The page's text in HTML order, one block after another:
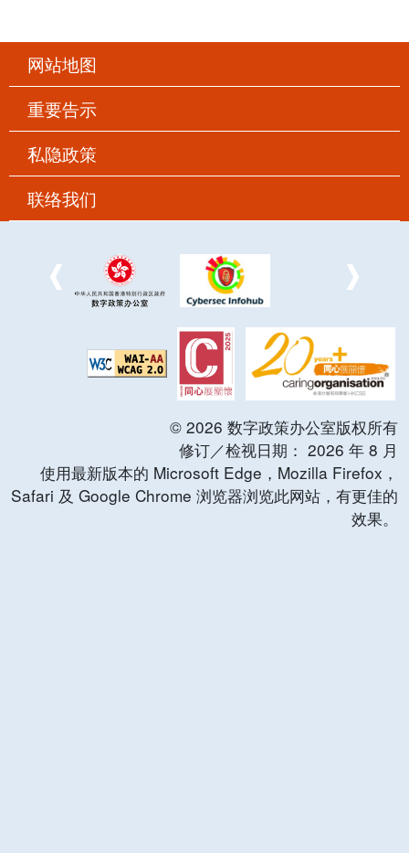
网站地图
重要告示
私隐政策
联络我们
© 2026 数字政策办公室版权所有
修订／检视日期： 2026 年 8 月
使用最新版本的 Microsoft Edge，Mozilla Firefox，
Safari 及 Google Chrome 浏览器浏览此网站，有更佳的
效果。